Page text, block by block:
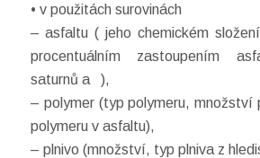
• v použitách surovinách
– asfaltu ( jeho chemickém
procentuálním zastoupením
saturnů a ),
– polymer (typ polymeru, množství
polymeru v asfaltu),
– plnivo (množství, typ plniva z